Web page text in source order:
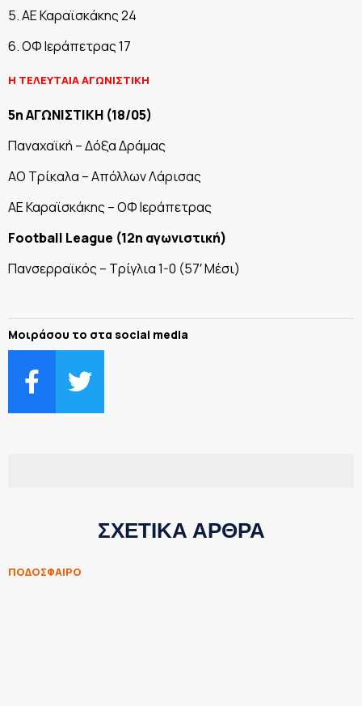
5. ΑΕ Καραϊσκάκης 24
6. ΟΦ Ιεράπετρας 17
Η ΤΕΛΕΥΤΑΙΑ ΑΓΩΝΙΣΤΙΚΗ
5η ΑΓΩΝΙΣΤΙΚΗ (18/05)
Παναχαϊκή – Δόξα Δράμας
AO Τρίκαλα – Απόλλων Λάρισας
ΑΕ Καραϊσκάκης – ΟΦ Ιεράπετρας
Football League (12η αγωνιστική)
Πανσερραϊκός – Τρίγλια 1-0 (57′ Μέσι)
Μοιράσου το στα social media
ΣΧΕΤΙΚΑ ΑΡΘΡΑ
ΠΟΔΟΣΦΑΙΡΟ